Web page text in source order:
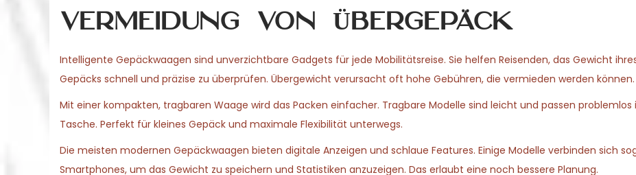
Vermeidung von Übergepäck
Intelligente Gepäckwaagen sind unverzichtbare Gadgets für jede Mobilitätsreise. Sie helfen Reisenden, das Gewicht
Gepäcks schnell und präzise zu überprüfen. Übergewicht verursacht oft hohe Gebühren, die vermieden werden können.
Mit einer kompakten, tragbaren Waage wird das Packen einfacher. Tragbare Modelle sind leicht und passen problemlos
Tasche. Perfekt für kleines Gepäck und maximale Flexibilität unterwegs.
Die meisten modernen Gepäckwaagen bieten digitale Anzeigen und schlaue Features. Einige Modelle verbinden sich
Smartphones, um das Gewicht zu speichern und Statistiken anzuzeigen. Das erlaubt eine noch bessere Planung.